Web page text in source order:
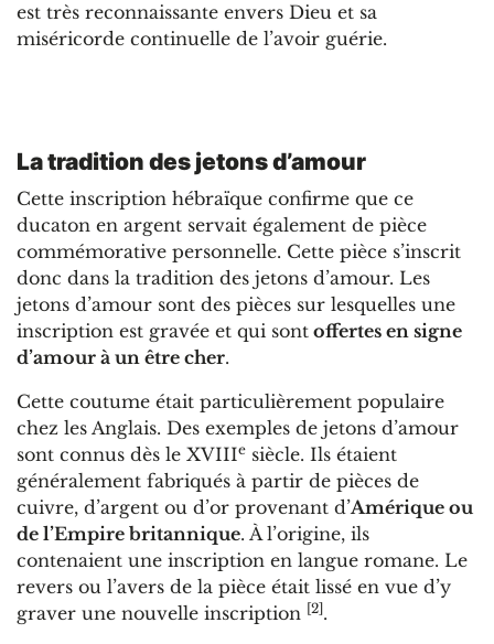
est très reconnaissante envers Dieu et sa
miséricorde continuelle de l’avoir guérie.
La tradition des jetons d’amour
Cette inscription hébraïque confirme que ce
ducaton en argent servait également de pièce
commémorative personnelle. Cette pièce s’inscrit
donc dans la tradition des jetons d’amour. Les
jetons d’amour sont des pièces sur lesquelles une
inscription est gravée et qui sont offertes en signe
d’amour à un être cher.
Cette coutume était particulièrement populaire
chez les Anglais. Des exemples de jetons d’amour
sont connus dès le XVIIIe siècle. Ils étaient
généralement fabriqués à partir de pièces de
cuivre, d’argent ou d’or provenant d’Amérique ou
de l’Empire britannique. À l’origine, ils
contenaient une inscription en langue romane. Le
revers ou l’avers de la pièce était lissé en vue d’y
graver une nouvelle inscription [2].